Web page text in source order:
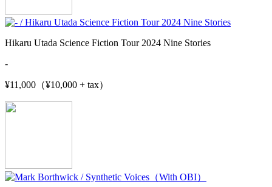
Hikaru Utada Science Fiction Tour 2024 Nine Stories
-
¥11,000（¥10,000 + tax）